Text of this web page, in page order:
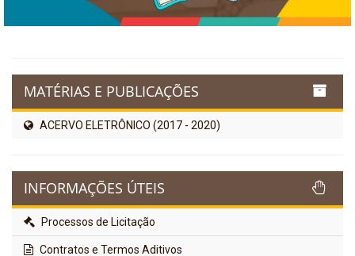
MATÉRIAS E PUBLICAÇÕES
ACERVO ELETRÔNICO (2017 - 2020)
INFORMAÇÕES ÚTEIS
Processos de Licitação
Contratos e Termos Aditivos